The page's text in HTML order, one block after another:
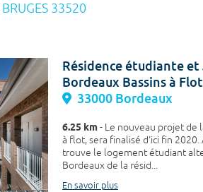
BRUGES 33520
Résidence étudiante et
Bordeaux Bassins à Flot
33000 Bordeaux
6.25 km- Le nouveau projet de
à flot, sera finalisé d'ici fin 2020.
trouve le logement étudiant
Bordeaux de la résid...
En savoir plus